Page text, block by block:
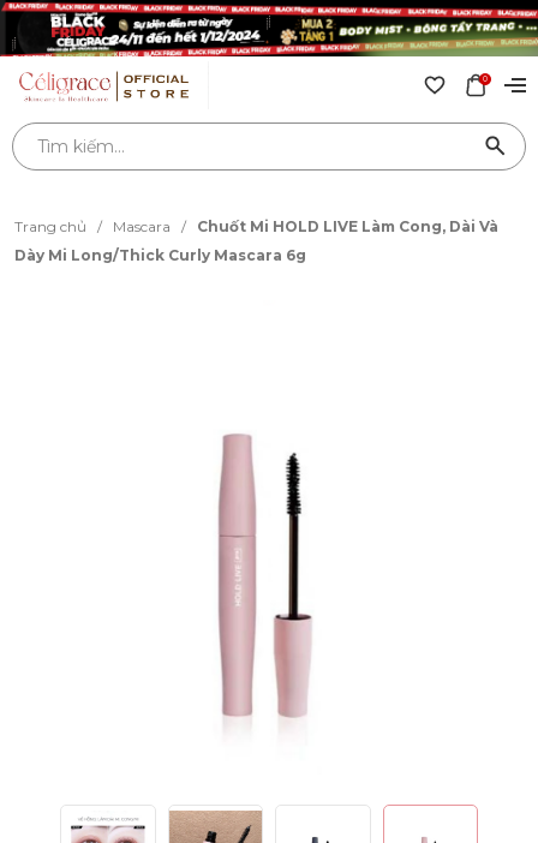
0
Trang chủ / Mascara /
Chuốt Mi HOLD LIVE Làm Cong, Dài Và
Dày Mi Long/Thick Curly Mascara 6g